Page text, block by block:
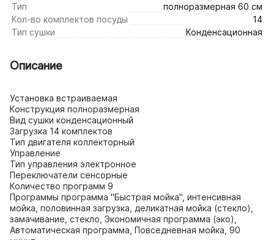
Тип
полноразмерная 60 см
Кол-во комплектов посуды
14
Тип сушки
Конденсационная
Описание
Установка встраиваемая
Конструкция полноразмерная
Вид сушки конденсационный
Загрузка 14 комплектов
Тип двигателя коллекторный
Управление
Тип управления электронное
Переключатели сенсорные
Количество программ 9
Программы программа "Быстрая мойка", интенсивная
мойка, половинная загрузка, деликатная мойка (стекло),
замачивание, стекло, Экономичная программа (эко),
Автоматическая программа, Повседневная мойка, 90